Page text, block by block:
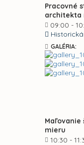
Pracovné
architekta
09:00 -
GALÉRIA:
Maľovanie
mieru
10:30 -